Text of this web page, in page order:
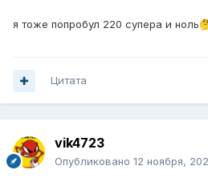
я тоже попробул 220 супера и ноль
Цитата
vik4723
Опубликовано 12 ноября,